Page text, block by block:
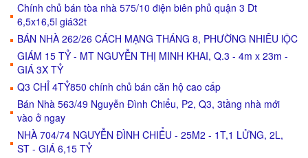
Chính chủ bán tòa nhà 575/10 điện biên phủ quận 3 Dt
6,5x16,5l giá32t
BÁN NHÀ 262/26 CÁCH MẠNG THÁNG 8, PHƯỜNG NHIÊU lỘC
GIÁM 15 TỶ - MT NGUYỄN THỊ MINH KHAI, Q.3 - 4m x 23m -
GIÁ 3X TỶ
Q3 CHỈ 4TỶ850 chính chủ bán căn hộ cao cấp
Bán Nhà 563/49 Nguyễn Đình Chiểu, P2, Q3, 3tầng nhà mới
vào ở ngay
NHÀ 704/74 NGUYỄN ĐÌNH CHIỂU - 25M2 - 1T,1 LỬNG, 2L,
ST - GIÁ 6,15 TỶ